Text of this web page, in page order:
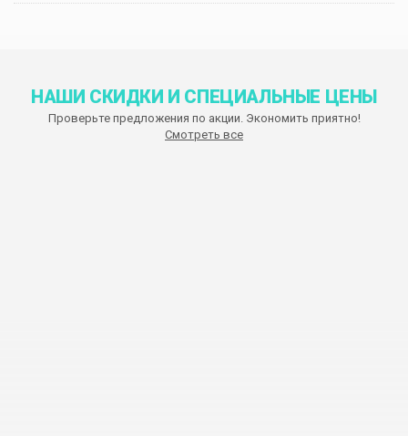
НАШИ СКИДКИ И СПЕЦИАЛЬНЫЕ ЦЕНЫ
Проверьте предложения по акции. Экономить приятно!
Смотреть все